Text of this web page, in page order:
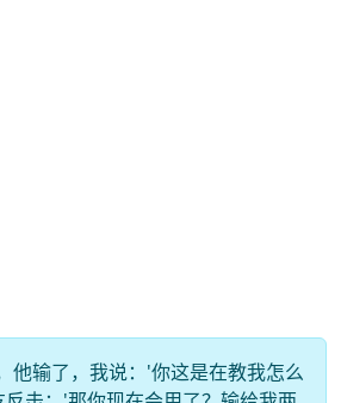
他输了，我说：'你这是在教我怎么